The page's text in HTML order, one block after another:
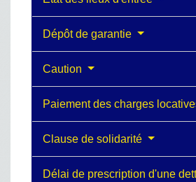
Dépôt de garantie
Caution
Paiement des charges
Clause de solidarité
Délai de prescription d'une